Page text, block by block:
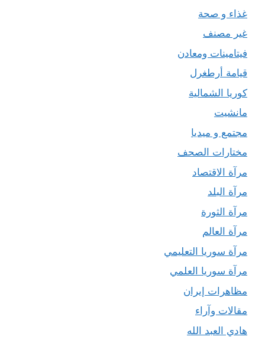
غذاء و صحة
غير مصنف
فيتامينات ومعادن
قيامة أرطغرل
كوريا الشمالية
مانشيت
مجتمع و ميديا
مختارات الصحف
مرآة الاقتصاد
مرآة البلد
مرآة الثورة
مرآة العالم
مرآة سوريا التعليمي
مرآة سوريا العلمي
مظاهرات إيران
مقالات وآراء
هادي العبد الله